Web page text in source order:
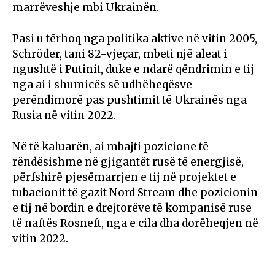
marrëveshje mbi Ukrainën.
Pasi u tërhoq nga politika aktive në vitin 2005,
Schröder, tani 82-vjeçar, mbeti një aleat i
ngushtë i Putinit, duke e ndarë qëndrimin e tij
nga ai i shumicës së udhëheqësve
perëndimorë pas pushtimit të Ukrainës nga
Rusia në vitin 2022.
Në të kaluarën, ai mbajti pozicione të
rëndësishme në gjigantët rusë të energjisë,
përfshirë pjesëmarrjen e tij në projektet e
tubacionit të gazit Nord Stream dhe pozicionin
e tij në bordin e drejtorëve të kompanisë ruse
të naftës Rosneft, nga e cila dha dorëheqjen në
vitin 2022.